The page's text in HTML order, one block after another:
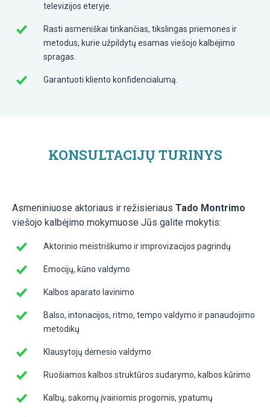
televizijos eteryje.
Rasti asmeniškai tinkančias, tikslingas priemones ir
metodus, kurie užpildytų esamas viešojo kalbėjimo
spragas.
Garantuoti kliento konfidencialumą.
KONSULTACIJŲ TURINYS
Asmeniniuose aktoriaus ir režisieriaus Tado Montrimo
viešojo kalbėjimo mokymuose Jūs galite mokytis:
Aktorinio meistriškumo ir improvizacijos pagrindų
Emocijų, kūno valdymo
Kalbos aparato lavinimo
Balso, intonacijos, ritmo, tempo valdymo ir panaudojimo
metodikų
Klausytojų dėmesio valdymo
Ruošiamos kalbos struktūros sudarymo, kalbos kūrimo
Kalbų, sakomų įvairiomis progomis, ypatumų